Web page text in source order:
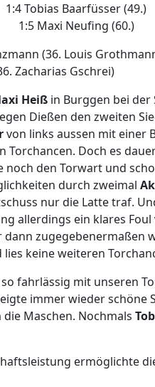
1:4 Tobias Baarfüsser (49.)
1:5 Maxi Neufing (60.)
(36. Louis
Zacharias Gschrei)
Heiß in Burggen bei
Dießen den zweiten
von links aussen mit einer
Doch es
den Torwart und
durch zweimal
nur die Latte traf.
allerdings ein klares
keine weiteren
fahrlässig mit unseren
immer wieder schöne
Maschen. Nochmals
ermöglichte